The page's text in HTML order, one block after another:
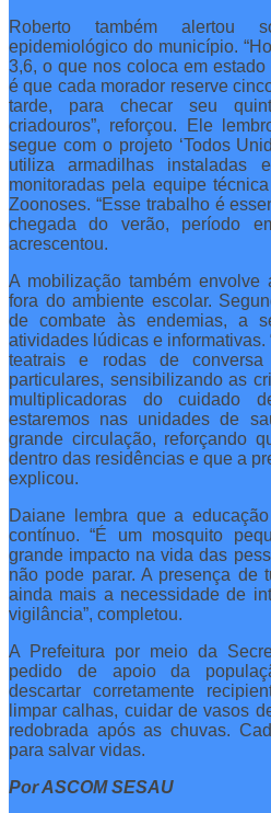
Roberto também alertou
epidemiológico do município.
3,6, o que nos coloca em
é que cada morador reserve
tarde, para checar seu
criadouros”, reforçou. Ele
segue com o projeto ‘Todos
utiliza armadilhas instaladas
monitoradas pela equipe
Zoonoses. “Esse trabalho é
chegada do verão, período
acrescentou.
A mobilização também envolve
fora do ambiente escolar.
de combate às endemias, a
atividades lúdicas e
teatrais e rodas de
particulares, sensibilizando as
multiplicadoras do cuidado
estaremos nas unidades de
grande circulação, reforçando
dentro das residências e que a
explicou.
Daiane lembra que a
contínuo. “É um mosquito
grande impacto na vida das
não pode parar. A presença de
ainda mais a necessidade de
vigilância”, completou.
A Prefeitura por meio da
pedido de apoio da
descartar corretamente
limpar calhas, cuidar de vasos
redobrada após as chuvas.
para salvar vidas.
Por ASCOM SESAU